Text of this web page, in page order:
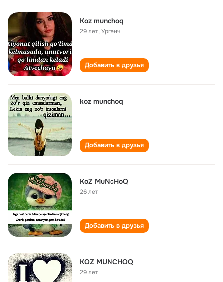
Koz munchoq
29 лет,Ургенч
Добавить в друзья
koz munchoq
Добавить в друзья
KoZ MuNcHoQ
26 лет
Добавить в друзья
KOZ MUNCHOQ
29 лет